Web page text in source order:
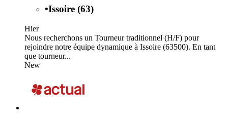
•Issoire (63)
Hier
Nous recherchons un Tourneur traditionnel (H/F) pour
rejoindre notre équipe dynamique à Issoire (63500). En tant
que tourneur...
New